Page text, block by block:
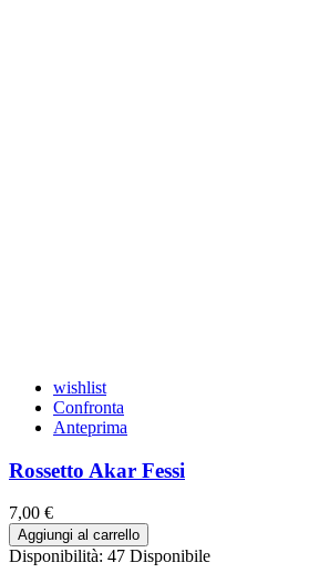
wishlist
Confronta
Anteprima
Rossetto Akar Fessi
7,00 €
Aggiungi al carrello
Disponibilità: 47 Disponibile